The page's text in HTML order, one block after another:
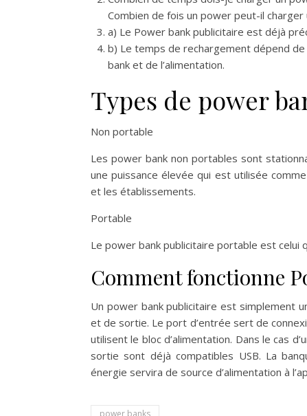
Combien de fois un power peut-il charger
a) Le Power bank publicitaire est déjà
b) Le temps de rechargement dépend
bank et de l’alimentation.
Types de power
Non portable
Les power bank non portables sont
une puissance élevée qui est utilisée
et les établissements.
Portable
Le power bank publicitaire portable est celui
Comment fonctionne
Un power bank publicitaire est simplement
et de sortie. Le port d’entrée sert de
utilisent le bloc d’alimentation. Dans le cas
sortie sont déjà compatibles USB. La
énergie servira de source d’alimentation à
power banks